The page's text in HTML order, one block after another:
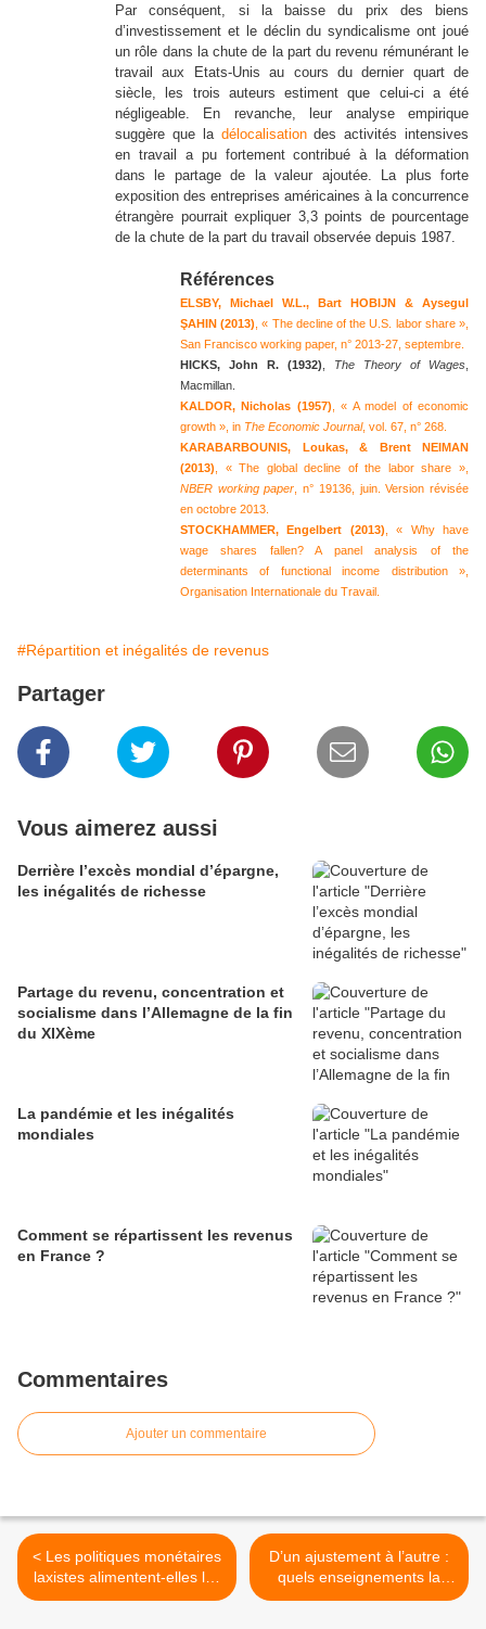
Par conséquent, si la baisse du prix des biens
d’investissement et le déclin du syndicalisme ont joué
un rôle dans la chute de la part du revenu rémunérant le
travail aux Etats-Unis au cours du dernier quart de
siècle, les trois auteurs estiment que celui-ci a été
négligeable. En revanche, leur analyse empirique
suggère que la délocalisationdes activités intensives
en travail a pu fortement contribué à la déformation
dans le partage de la valeur ajoutée. La plus forte
exposition des entreprises américaines à la concurrence
étrangère pourrait expliquer 3,3 points de pourcentage
de la chute de la part du travail observée depuis 1987.
Références
ELSBY, Michael W.L., Bart HOBIJN & Aysegul
ŞAHIN (2013) , « The decline of the U.S. labor share »,
San Francisco working paper, n° 2013-27, septembre.
HICKS, John R. (1932)
The Theory of Wages
Macmillan.
KALDOR, Nicholas (1957) , « A model of economic
growth », in The Economic Journal, vol. 67, n° 268.
KARABARBOUNIS,
Loukas, & Brent NEIMAN
(2013) , « The global decline of the labor share »,
NBER working paper , n° 19136, juin. Version révisée
en octobre 2013.
STOCKHAMMER, Engelbert (2013) , « Why have
wage shares fallen? A panel analysis of the
determinants of functional income distribution »,
Organisation Internationale du Travail.
#Répartition et inégalités de revenus
Partager
Vous aimerez aussi
Derrière l’excès mondial d’épargne,
les inégalités de richesse
Partage du revenu, concentration et
socialisme dans l’Allemagne de la fin
du XIXème
La pandémie et les inégalités
mondiales
Comment se répartissent les revenus
en France ?
Commentaires
Ajouter un commentaire
< Les politiques monétaires
laxistes alimentent-elles les
bulles ?
D’un ajustement à l’autre :
quels enseignements la
zone euro peut-elle tirer de